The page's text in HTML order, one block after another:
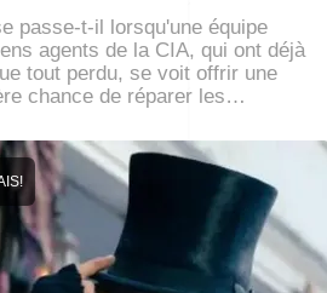
passe-t-il lorsqu'une équipe
agents de la CIA, qui ont déjà
tout perdu, se voit offrir une
chance de réparer les…